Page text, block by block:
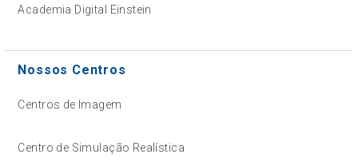
Academia Digital Einstein
Nossos Centros
Centros de Imagem
Centro de Simulação Realística